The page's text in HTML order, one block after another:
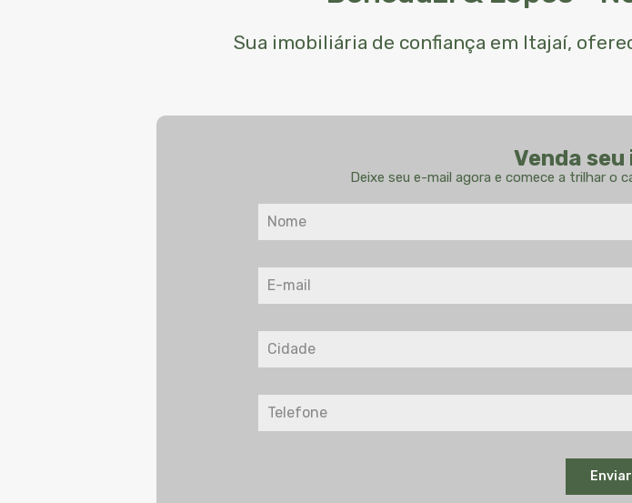
Sua imobiliária de confiança em Itajaí,
Venda
Deixe seu e-mail agora e comece a trilhar o
Enviar